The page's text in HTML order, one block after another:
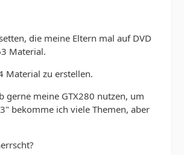
die meine Eltern mal auf DVD
Material.
Material zu erstellen.
meine GTX280 nutzen, um
bekomme ich viele Themen, aber